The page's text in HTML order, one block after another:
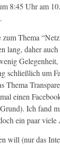
8:45 Uhr am
Thema
lang, daher auch
schließlich um
Thema
einen
Ich fand
ein paar viele
will (nur das